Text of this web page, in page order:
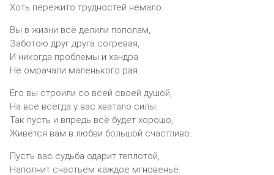
Хоть пережито трудностей немало.
Вы в жизни всё делили пополам,
Заботою друг друга согревая,
И никогда проблемы и хандра
Не омрачали маленького рая.
Его вы строили со всей своей душой,
На всё всегда у вас хватало силы.
Так пусть и впредь всё будет хорошо,
Живется вам в любви большой счастливо.
Пусть вас судьба одарит теплотой,
Наполнит счастьем каждое мгновенье.